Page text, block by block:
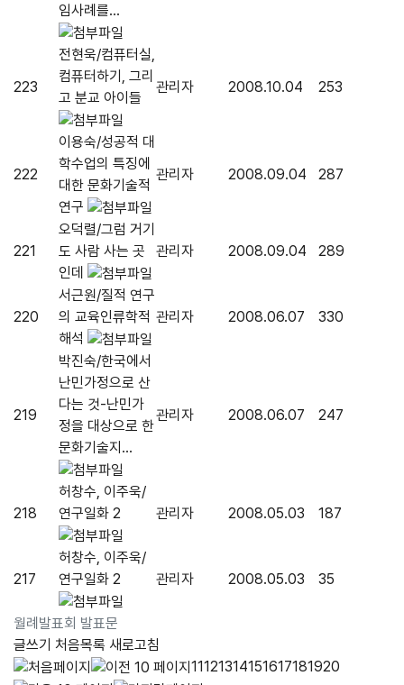
월례발표회 발표문
임사례를...
223
전현욱/컴퓨터실,
컴퓨터하기, 그리
고 분교 아이들
관리자 2008.10.04 253
222
이용숙/성공적 대
학수업의 특징에
대한 문화기술적
연구
관리자 2008.09.04 287
221
오덕렬/그럼 거기
도 사람 사는 곳
인데
관리자 2008.09.04 289
220
서근원/질적 연구
의 교육인류학적
해석
관리자 2008.06.07 330
219
박진숙/한국에서
난민가정으로 산
다는 것-난민가
정을 대상으로 한
문화기술지...
관리자 2008.06.07 247
218
허창수, 이주욱/
연구일화 2
관리자 2008.05.03 187
217
허창수, 이주욱/
연구일화 2
관리자 2008.05.03 35
글쓰기 처음목록 새로고침
11121314151617181920